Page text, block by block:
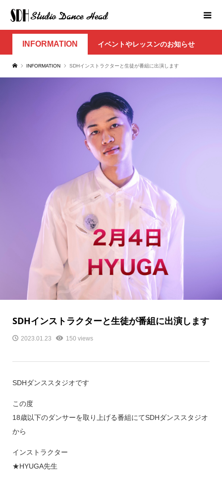
INFORMATION イベントやレッスンのお知らせ
INFORMATION SDHインストラクターと生徒が番組に出演します
SDHインストラクターと生徒が番組に出演します
2023.01.23 150 views
SDHダンススタジオです
この度
18歳以下のダンサーを取り上げる番組にてSDHダンススタジオ
から
インストラクター
★HYUGA先生